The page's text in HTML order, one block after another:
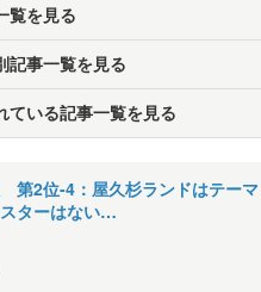
覧を見る
記事一覧を見る
ている記事一覧を見る
第2位-4：屋久杉ランドはテーマ
ターはない…